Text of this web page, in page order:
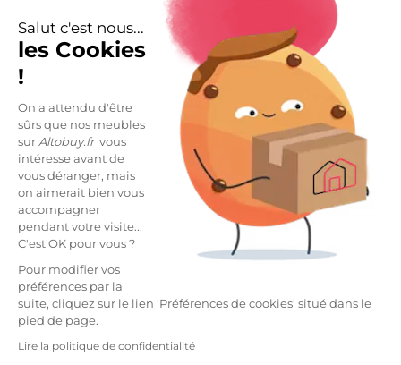
Salut c'est nous...
les Cookies
!
On a attendu d'être
sûrs que nos meubles
sur Altobuy.frvous
intéresse avant de
vous déranger, mais
on aimerait bien vous
accompagner
pendant votre visite...
C'est OK pour vous ?
Pour modifier vos
préférences par la
suite, cliquez sur le lien 'Préférences de cookies' situé dans le
pied de page.
Lire la politique de confidentialité
Caractéristiques
Livraisons et retours arrow_drop_down
DESCRIPTION
Table Repas 180cm Finition Chêne Blanchi et
Plateau Chêne clair de la gamme Nashvil.
Cette vitrine se distingue par sa patine naturelle lui
donnant un aspect rustique et authentique.
Les moulures lui apporte les détails décoratifs
indispensables au style campagne.
Conçu en panneaux de particules haute densité
avec un revêtement mélaminé finition chêne
blanchi et plateau finition chêne clair.